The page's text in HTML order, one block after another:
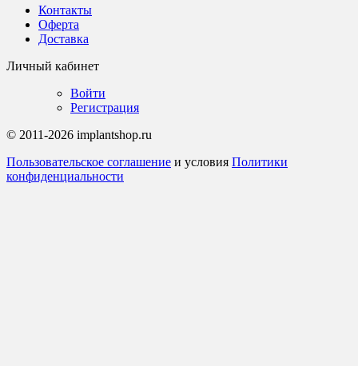
Контакты
Оферта
Доставка
Личный кабинет
Войти
Регистрация
© 2011-2026 implantshop.ru
Пользовательское соглашение и условия Политики
конфиденциальности